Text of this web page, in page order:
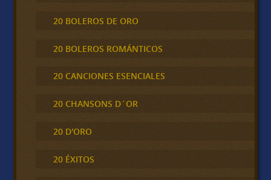
20 BOLEROS DE ORO
20 BOLEROS ROMÁNTICOS
20 CANCIONES ESENCIALES
20 CHANSONS D´OR
20 D'ORO
20 ÉXITOS